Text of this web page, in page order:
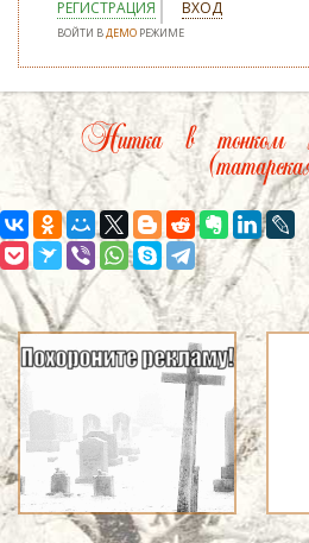
РЕГИСТРАЦИЯ ВХОД
ВОЙТИ ВДЕМО РЕЖИМЕ
Нитка в тонком